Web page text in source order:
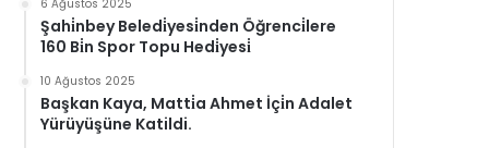
6 Ağustos 2025
Şahi̇nbey Beledi̇yesi̇nden Öğrenci̇lere
160 Bi̇n Spor Topu Hedi̇yesi̇
10 Ağustos 2025
Başkan Kaya, Matti̇a Ahmet İçi̇n Adalet
Yürüyüşüne Katildi.